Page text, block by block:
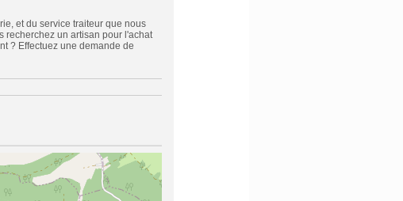
et du service traiteur que nous
recherchez un artisan pour l'achat
? Effectuez une demande de